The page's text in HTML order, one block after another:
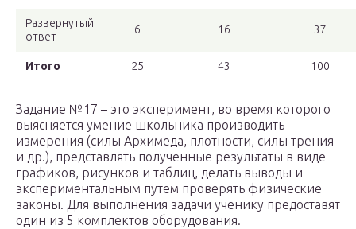
Развернутый
ответ
6 16 37
Итого 25 43 100
Задание №17 – это эксперимент, во время которого
выясняется умение школьника производить
измерения (силы Архимеда, плотности, силы трения
и др.), представлять полученные результаты в виде
графиков, рисунков и таблиц, делать выводы и
экспериментальным путем проверять физические
законы. Для выполнения задачи ученику предоставят
один из 5 комплектов оборудования.